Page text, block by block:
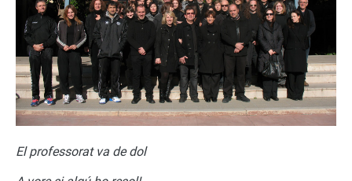
El professorat va de dol